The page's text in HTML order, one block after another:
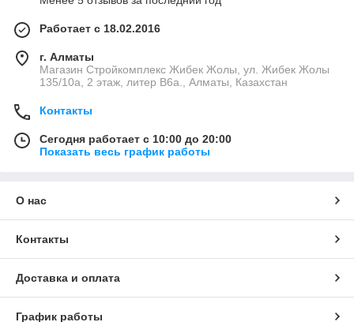
Работает с 18.02.2016
г. Алматы
Магазин Стройкомплекс Жибек Жолы, ул. Жибек Жолы
135/10а, 2 этаж, литер В6а., Алматы, Казахстан
Контакты
Сегодня работает с 10:00 до 20:00
Показать весь график работы
О нас
Контакты
Доставка и оплата
График работы